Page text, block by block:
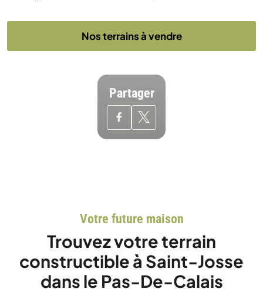
Nos terrains à vendre
Partager
Votre future maison
Trouvez votre terrain
constructible à Saint-Josse
dans le Pas-De-Calais